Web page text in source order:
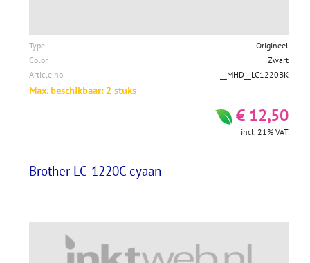
Type
Origineel
Color
Zwart
Article no
__MHD__LC1220BK
Max. beschikbaar: 2 stuks
€ 12,50
incl. 21% VAT
Brother LC-1220C cyaan